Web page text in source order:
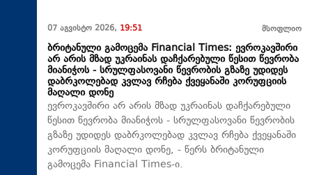
07 აგვისტო 2026, 19:51 მსოფლიო
ბრიტანული გამოცემა Financial Times: ევროკავშირი
არ არის მზად უკრაინას დაჩქარებული წესით წევრობა
მიანიჭოს - სრულფასოვანი წევრობის გზაზე უდიდეს
დაბრკოლებად კვლავ რჩება ქვეყანაში კორუფციის
მაღალი დონე
ევროკავშირი არ არის მზად უკრაინას დაჩქარებული
წესით წევრობა მიანიჭოს - სრულფასოვანი წევრობის
გზაზე უდიდეს დაბრკოლებად კვლავ რჩება ქვეყანაში
კორუფციის მაღალი დონე, - წერს ბრიტანული
გამოცემა Financial Times-ი.